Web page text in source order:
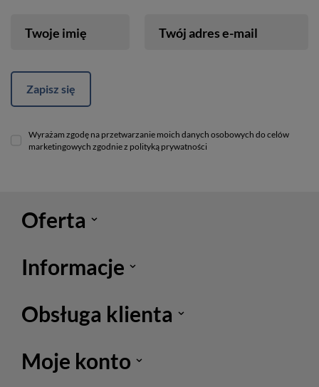
Twoje imię Twój adres e-mail
Zapisz się
Wyrażam zgodę na przetwarzanie moich danych osobowych do celów
marketingowych zgodnie z polityką prywatności
Oferta
Informacje
Obsługa klienta
Moje konto